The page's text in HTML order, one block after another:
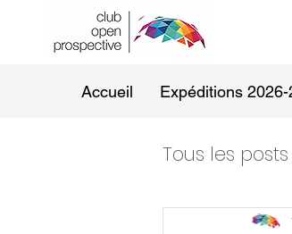
Accueil Expéditions
Tous les posts